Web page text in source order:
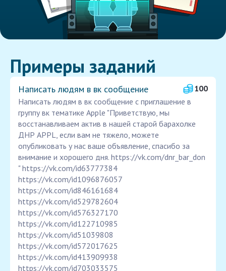
Примеры заданий
Написать людям в вк сообщение
100
Написать людям в вк сообщение с приглашение в
группу вк тематике Apple "Приветствую, мы
восстанавливаем актив в нашей старой барахолке
ДНР APPL, если вам не тяжело, можете
опубликовать у нас ваше объявление, спасибо за
внимание и хорошего дня. https://vk.com/dnr_bar_don
" https://vk.com/id63777384
https://vk.com/id1096876057
https://vk.com/id846161684
https://vk.com/id529782604
https://vk.com/id576327170
https://vk.com/id122710985
https://vk.com/id51039808
https://vk.com/id572017625
https://vk.com/id413909938
https://vk.com/id703033575